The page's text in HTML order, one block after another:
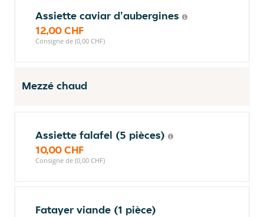
Assiette caviar d'aubergines
12,00 CHF
Consigne de (0,00 CHF)
Mezzé chaud
Assiette falafel (5 pièces)
10,00 CHF
Consigne de (0,00 CHF)
Fatayer viande (1 pièce)